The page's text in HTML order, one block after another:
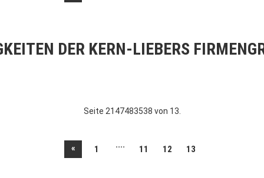
DER KERN-LIEBERS
Seite 2147483538 von 13.
« 1 .... 11 12 13